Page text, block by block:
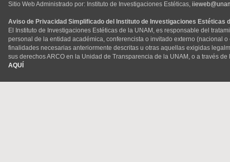
Sitio Web Administrado por: Instituto de Investigaciones Estéticas,
Aviso de Privacidad Simplificado del Instituto de Investigaciones Estéticas
El Instituto de Investigaciones Estéticas de la UNAM, es responsable del
personal de la entidad académica, conferencista o invitado externo (nacional
finalidades necesarias anteriormente descritas u otras aquellas exigidas
sus derechos ARCO en la Unidad de Transparencia de la UNAM, o a través
AQUÍ